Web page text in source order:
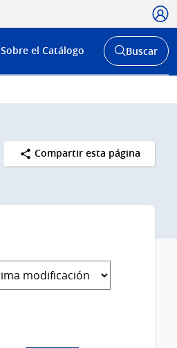
Menú
de
Sobre el Catálogo
Abrir
buscador
Buscar
Compartir esta página